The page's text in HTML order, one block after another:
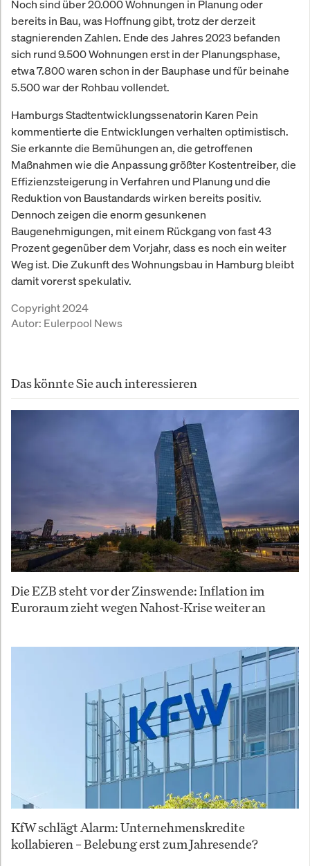
Noch sind über 20.000 Wohnungen in Planung oder
bereits in Bau, was Hoffnung gibt, trotz der derzeit
stagnierenden Zahlen. Ende des Jahres 2023 befanden
sich rund 9.500 Wohnungen erst in der Planungsphase,
etwa 7.800 waren schon in der Bauphase und für beinahe
5.500 war der Rohbau vollendet.
Hamburgs Stadtentwicklungssenatorin Karen Pein
kommentierte die Entwicklungen verhalten optimistisch.
Sie erkannte die Bemühungen an, die getroffenen
Maßnahmen wie die Anpassung größter Kostentreiber, die
Effizienzsteigerung in Verfahren und Planung und die
Reduktion von Baustandards wirken bereits positiv.
Dennoch zeigen die enorm gesunkenen
Baugenehmigungen, mit einem Rückgang von fast 43
Prozent gegenüber dem Vorjahr, dass es noch ein weiter
Weg ist. Die Zukunft des Wohnungsbau in Hamburg bleibt
damit vorerst spekulativ.
Copyright 2024
Autor: Eulerpool News
Das könnte Sie auch interessieren
Die EZB steht vor der Zinswende: Inflation im
Euroraum zieht wegen Nahost-Krise weiter an
KfW schlägt Alarm: Unternehmenskredite
kollabieren – Belebung erst zum Jahresende?